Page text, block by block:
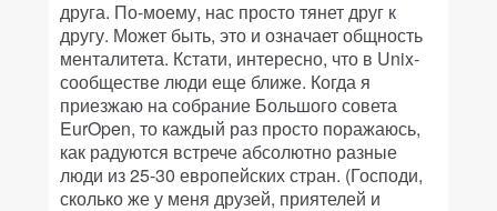
друга. По-моему, нас просто тянет друг к
другу. Может быть, это и означает общность
менталитета. Кстати, интересно, что в Unix-
сообществе люди еще ближе. Когда я
приезжаю на собрание Большого совета
EurOpen, то каждый раз просто поражаюсь,
как радуются встрече абсолютно разные
люди из 25-30 европейских стран. (Господи,
сколько же у меня друзей, приятелей и